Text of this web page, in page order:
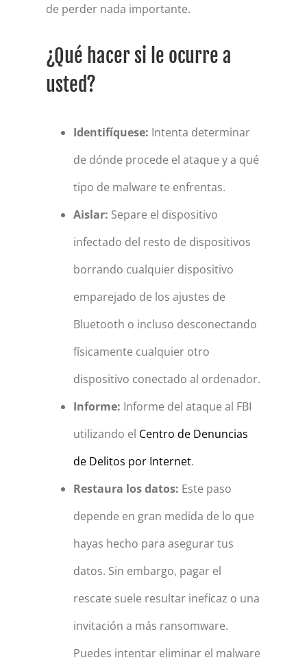
de perder nada importante.
¿Qué hacer si le ocurre a
usted?
Identifíquese: Intenta determinar
de dónde procede el ataque y a qué
tipo de malware te enfrentas.
Aislar: Separe el dispositivo
infectado del resto de dispositivos
borrando cualquier dispositivo
emparejado de los ajustes de
Bluetooth o incluso desconectando
físicamente cualquier otro
dispositivo conectado al ordenador.
Informe: Informe del ataque al FBI
utilizando el Centro de Denuncias
de Delitos por Internet.
Restaura los datos: Este paso
depende en gran medida de lo que
hayas hecho para asegurar tus
datos. Sin embargo, pagar el
rescate suele resultar ineficaz o una
invitación a más ransomware.
Puedes intentar eliminar el malware